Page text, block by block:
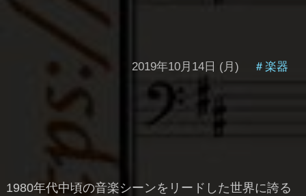
2019年10月14日 (月) ＃楽器
1980年代中頃の音楽シーンをリードした世界に誇る